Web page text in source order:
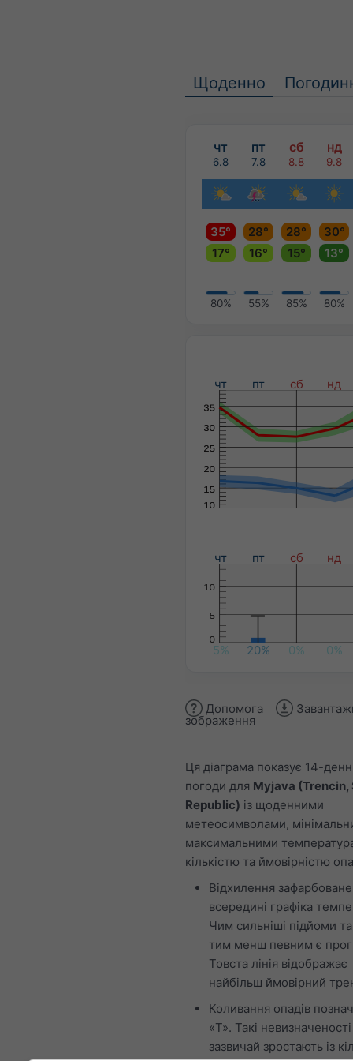
Щоденно
чт пт сб нд
6.8 7.8 8.8 9.8
35° 28° 28°
30°
17°
16° 15° 13°
80% 55% 85% 80%
чт пт сб нд
чт пт сб нд
5% 20% 0% 0%
Допомога
зображення
Ця діаграма показує 14-
погоди для Myjava (Trencin,
Republic) із щоденними
метеосимволами,
максимальними
кількістю та ймовірністю
Відхилення зафарбоване
всередині графіка
Чим сильніші підйоми
тим менш певним є
Товста лінія відображає
найбільш ймовірний
Коливання опадів
«T». Такі невизначеності
зазвичай зростають із